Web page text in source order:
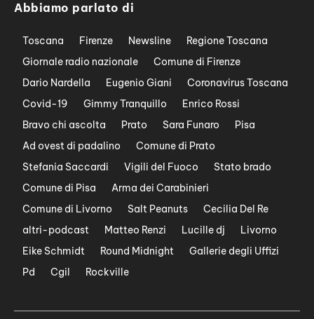
Abbiamo parlato di
Toscana Firenze Newsline
Regione Toscana
Giornale radio nazionale
Comune di Firenze
Dario Nardella
Eugenio Giani
Coronavirus Toscana
Covid-19
Gimmy Tranquillo
Enrico Rossi
Bravo chi ascolta
Prato Sara Funaro
Pisa
Ad ovest di padalino
Comune di Prato
Stefania Saccardi
Vigili del Fuoco
Stato brado
Comune di Pisa
Arma dei Carabinieri
Comune di Livorno
Salt Peanuts
Cecilia Del Re
altri-podcast
Matteo Renzi Lucille dj
Livorno
Eike Schmidt
Round Midnight
Gallerie degli Uffizi
Pd
Cgil Rockville